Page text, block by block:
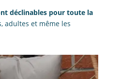
déclinables pour toute la
adultes et même les